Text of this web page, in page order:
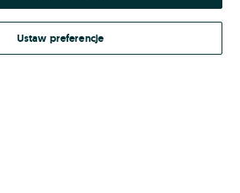
jednego z dostawców wskazanych powyżej,
serwisu OLX.pl w jego aktualnym brzmieniu.
Ustaw preferencje